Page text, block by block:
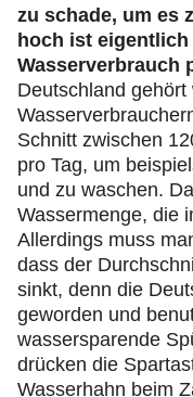
zu schade, um es
hoch ist
Wasserverbrauch
Deutschland
Schnitt zwischen
pro Tag, um
und zu waschen.
Wassermenge, die
Allerdings muss
dass der
sinkt, denn die
geworden und
wassersparende
drücken die
Wasserhahn beim